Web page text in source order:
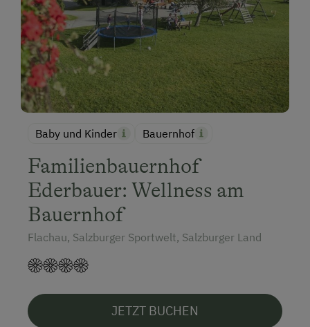
Baby und Kinder Bauernhof
Familienbauernhof
Ederbauer: Wellness am
Bauernhof
Flachau, Salzburger Sportwelt, Salzburger Land
JETZT BUCHEN